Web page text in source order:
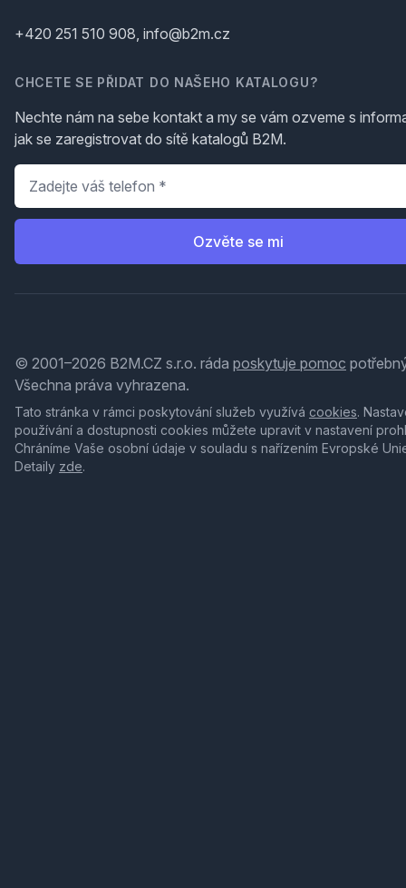
+420 251 510 908, info@b2m.cz
CHCETE SE PŘIDAT DO NAŠEHO KATALOGU?
Nechte nám na sebe kontakt a my se vám ozveme s
jak se zaregistrovat do sítě katalogů B2M.
Telefon
Ozvěte se mi
© 2001–2026 B2M.CZ s.r.o. ráda poskytuje pomoc
Všechna práva vyhrazena.
Tato stránka v rámci poskytování služeb využívá cookies.
používání a dostupnosti cookies můžete upravit v nastavení
Chráníme Vaše osobní údaje v souladu s nařízením Evropské
Detaily zde.